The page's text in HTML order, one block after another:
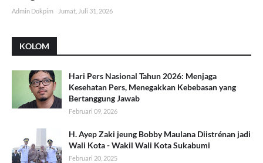
Admin Dokpim Jumat, Juli 31, 2026
KOLOM
Hari Pers Nasional Tahun 2026: Menjaga
Kesehatan Pers, Menegakkan Kebebasan yang
Bertanggung Jawab
Februari 09, 2026
H. Ayep Zaki jeung Bobby Maulana Diistrénan jadi
Wali Kota - Wakil Wali Kota Sukabumi
Februari 20, 2025